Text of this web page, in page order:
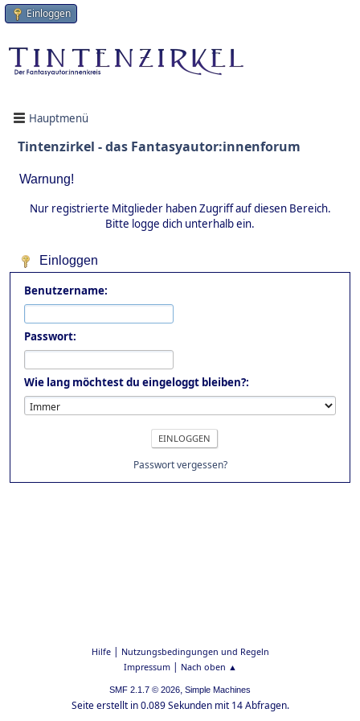
Einloggen
Hauptmenü
Tintenzirkel - das Fantasyautor:innenforum
Warnung!
Nur registrierte Mitglieder haben Zugriff auf diesen Bereich.
Bitte logge dich unterhalb ein.
Einloggen
Benutzername:
Passwort:
Wie lang möchtest du eingeloggt bleiben?:
Passwort vergessen?
Hilfe| Nutzungsbedingungen und Regeln
Impressum| Nach oben ▲
SMF 2.1.7 © 2026, Simple Machines
Seite erstellt in 0.089 Sekunden mit 14 Abfragen.